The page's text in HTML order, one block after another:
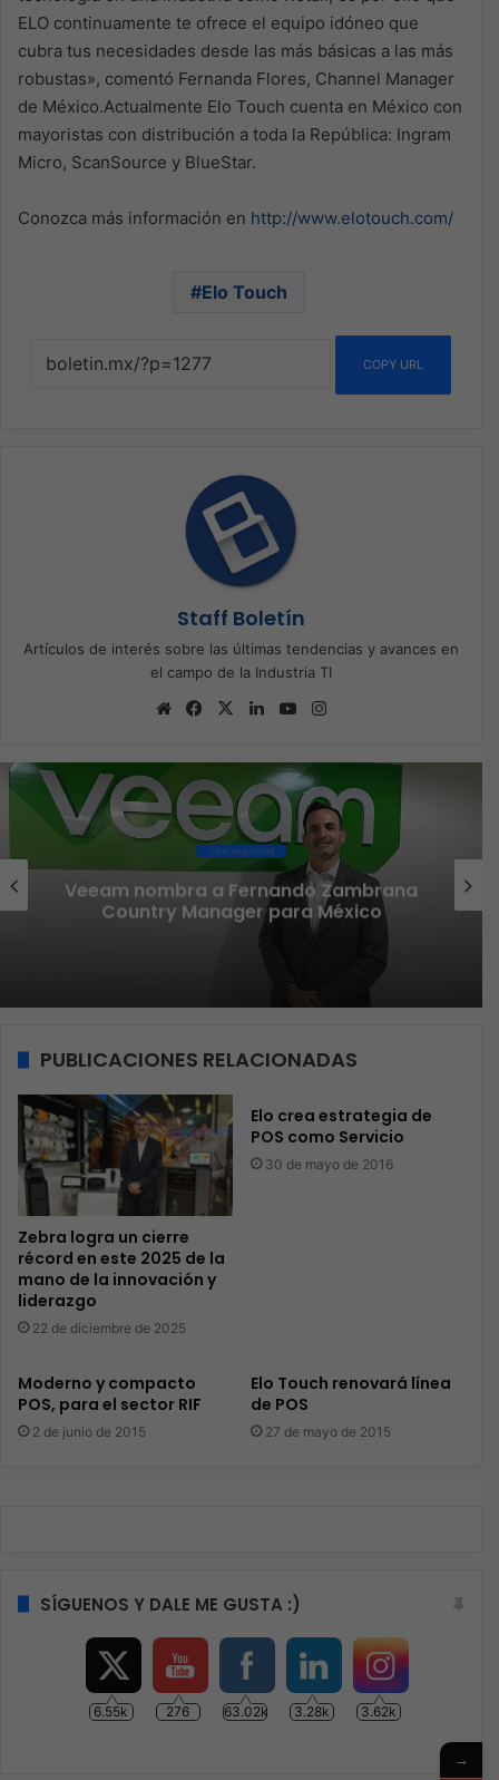
ELO continuamente te ofrece el equipo idóneo que
cubra tus necesidades desde las más básicas a las más
robustas», comentó Fernanda Flores, Channel Manager
de México.Actualmente Elo Touch cuenta en México con
mayoristas con distribución a toda la República: Ingram
Micro, ScanSource y BlueStar.
Conozca más información en http://www.elotouch.com/
Elo Touch
COPY URL
Staff Boletín
Artículos de interés sobre las últimas tendencias y avances en
el campo de la Industria TI
Sitio
Facebook
X LinkedInYouTube
Conectividad
Omada presenta los nuevos Fusion
Gateways que simplifican la
implementación, reducen costos y
aumentan la eficiencia operativa
PUBLICACIONES RELACIONADAS
Zebra logra un cierre
récord en este 2025 de la
mano de la innovación y
liderazgo
22 de diciembre de 2025
Elo crea estrategia de
POS como Servicio
30 de mayo de 2016
Moderno y compacto
POS, para el sector RIF
2 de junio de 2015
Elo Touch renovará línea
de POS
27 de mayo de 2015
SÍGUENOS Y DALE ME GUSTA :)
6.55k 276 63.02k 3.28k 3.62k
→